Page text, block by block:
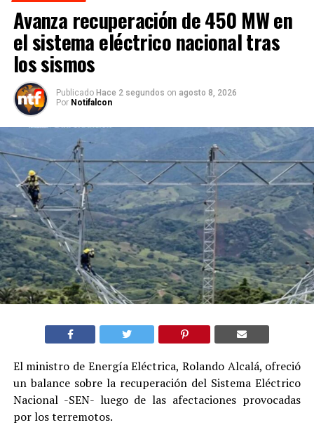
Avanza recuperación de 450 MW en
el sistema eléctrico nacional tras
los sismos
Publicado Hace 2 segundos on agosto 8, 2026
Por Notifalcon
El ministro de Energía Eléctrica, Rolando Alcalá, ofreció
un balance sobre la recuperación del Sistema Eléctrico
Nacional -SEN- luego de las afectaciones provocadas
por los terremotos.